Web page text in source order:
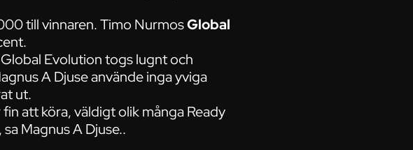
till vinnaren. Timo NurmosGlobal
Evolution togs lugnt och
A Djuse använde inga yviga
ut.
att köra, väldigt olik många Ready
Magnus A Djuse..